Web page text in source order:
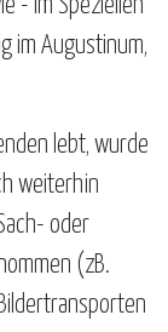
- im Speziellen
im Augustinum,
lebt, wurde
weiterhin
oder
(zB.